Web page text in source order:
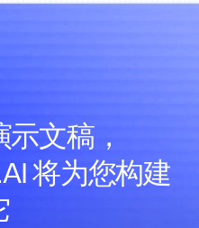
文稿，
将为您构建